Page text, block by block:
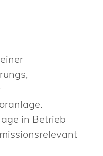
in Betrieb